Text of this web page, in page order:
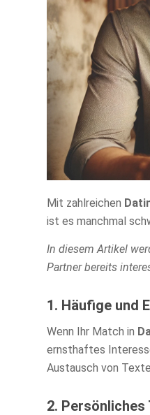
Mit zahlreichen
ist es manchmal
In diesem Artikel
Partner bereits
1. Häufige und
Wenn Ihr Match in
ernsthaftes
Austausch von
2. Persönliches